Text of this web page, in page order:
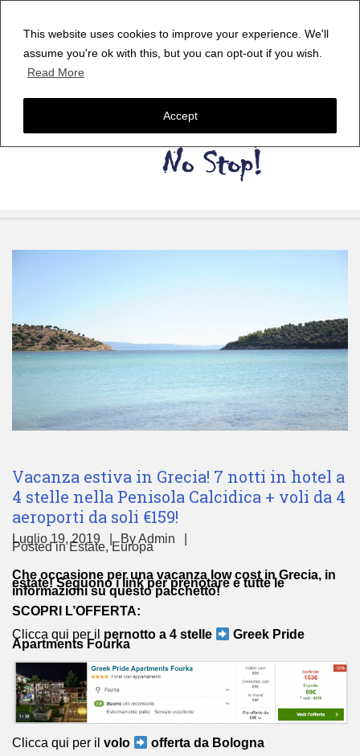
This website uses cookies to improve your experience. We'll
assume you're ok with this, but you can opt-out if you wish.
Read More
Accept
Vacanza estiva in Grecia! 7 notti in hotel a
4 stelle nella Penisola Calcidica + voli da 4
aeroporti da soli €159!
Luglio 19, 2019 ByAdmin
Posted in Estate,Europa
Che occasione per una vacanza low cost in Grecia, in
estate! Seguono i link per prenotare e tutte le
informazioni su questo pacchetto!
SCOPRI L’OFFERTA:
Clicca qui per il pernotto a 4 stelle Greek Pride
Apartments Fourka
Clicca qui per il volo offerta da Bologna